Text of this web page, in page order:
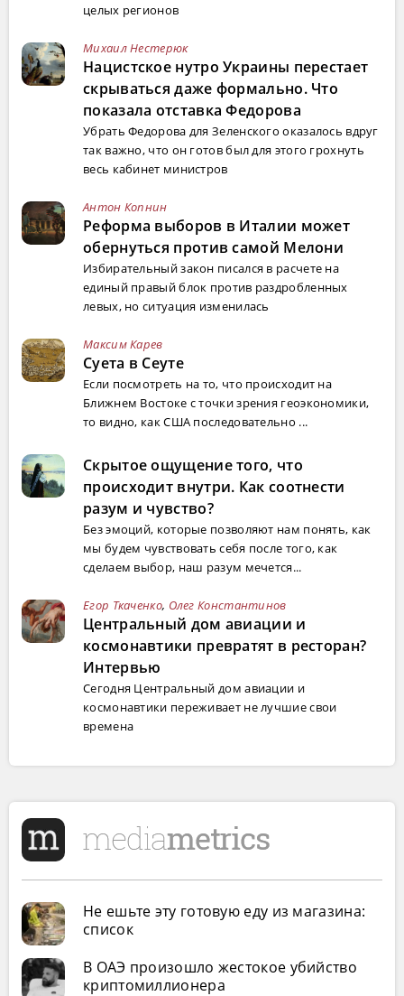
целых регионов
Михаил Нестерюк
Нацистское нутро Украины перестает
скрываться даже формально. Что
показала отставка Федорова
Убрать Федорова для Зеленского оказалось вдруг
так важно, что он готов был для этого грохнуть
весь кабинет министров
Антон Копнин
Реформа выборов в Италии может
обернуться против самой Мелони
Избирательный закон писался в расчете на
единый правый блок против раздробленных
левых, но ситуация изменилась
Максим Карев
Суета в Сеуте
Если посмотреть на то, что происходит на
Ближнем Востоке с точки зрения геоэкономики,
то видно, как США последовательно ...
Скрытое ощущение того, что
происходит внутри. Как соотнести
разум и чувство?
Без эмоций, которые позволяют нам понять, как
мы будем чувствовать себя после того, как
сделаем выбор, наш разум мечется...
Егор Ткаченко, Олег Константинов
Центральный дом авиации и
космонавтики превратят в ресторан?
Интервью
Сегодня Центральный дом авиации и
космонавтики переживает не лучшие свои
времена
Не ешьте эту готовую еду из магазина:
список
В ОАЭ произошло жестокое убийство
криптомиллионера